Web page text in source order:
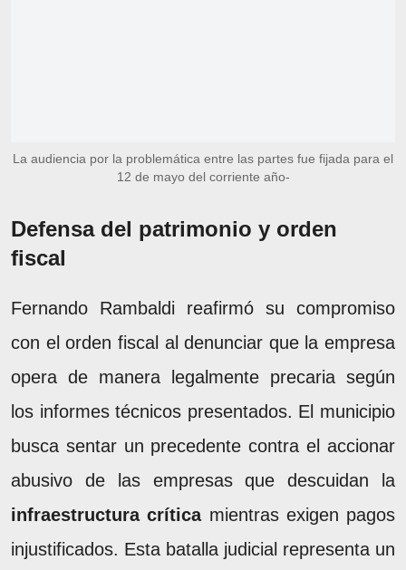
La audiencia por la problemática entre las partes fue fijada para el
12 de mayo del corriente año-
Defensa del patrimonio y orden
fiscal
Fernando Rambaldi reafirmó su compromiso
con el orden fiscal al denunciar que la empresa
opera de manera legalmente precaria según
los informes técnicos presentados. El municipio
busca sentar un precedente contra el accionar
abusivo de las empresas que descuidan la
infraestructura críticamientras exigen pagos
injustificados. Esta batalla judicial representa un